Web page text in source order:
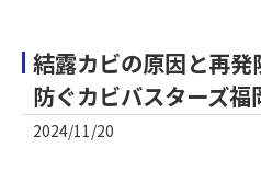
結露カビの原因と再
防ぐカビバスターズ
2024/11/20